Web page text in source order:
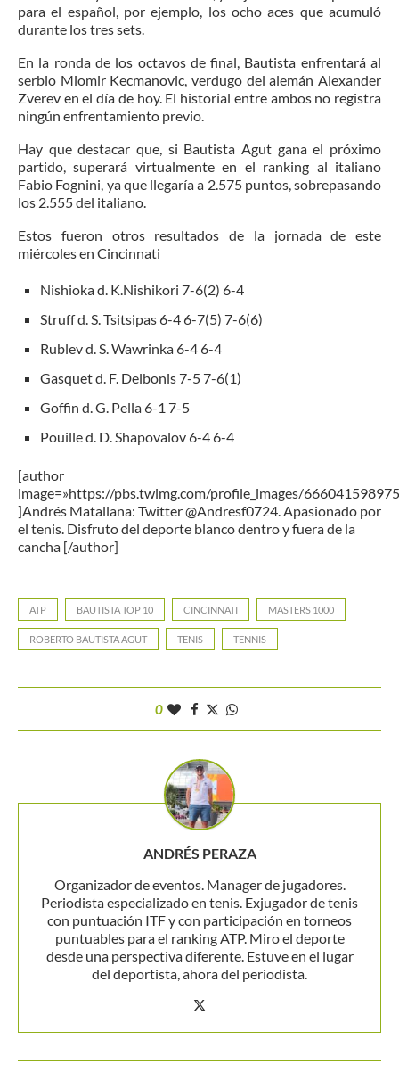
para el español, por ejemplo, los ocho aces que acumuló
durante los tres sets.
En la ronda de los octavos de final, Bautista enfrentará al
serbio Miomir Kecmanovic, verdugo del alemán Alexander
Zverev en el día de hoy. El historial entre ambos no registra
ningún enfrentamiento previo.
Hay que destacar que, si Bautista Agut gana el próximo
partido, superará virtualmente en el ranking al italiano
Fabio Fognini, ya que llegaría a 2.575 puntos, sobrepasando
los 2.555 del italiano.
Estos fueron otros resultados de la jornada de este
miércoles en Cincinnati
Nishioka d. K.Nishikori 7-6(2) 6-4
Struff d. S. Tsitsipas 6-4 6-7(5) 7-6(6)
Rublev d. S. Wawrinka 6-4 6-4
Gasquet d. F. Delbonis 7-5 7-6(1)
Goffin d. G. Pella 6-1 7-5
Pouille d. D. Shapovalov 6-4 6-4
[author
image=»https://pbs.twimg.com/profile_images/
]Andrés Matallana: Twitter @Andresf0724. Apasionado por
el tenis. Disfruto del deporte blanco dentro y fuera de la
cancha [/author]
ATP BAUTISTA TOP 10 CINCINNATI MASTERS 1000
ROBERTO BAUTISTA AGUT TENIS TENNIS
0
ANDRÉS PERAZA
Organizador de eventos. Manager de jugadores.
Periodista especializado en tenis. Exjugador de tenis
con puntuación ITF y con participación en torneos
puntuables para el ranking ATP. Miro el deporte
desde una perspectiva diferente. Estuve en el lugar
del deportista, ahora del periodista.